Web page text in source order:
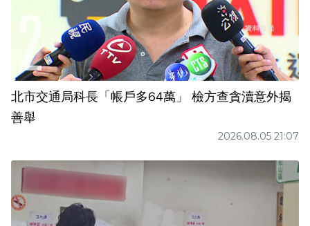
北市交通局科長「帳戶多64萬」 檢方查貪瀆意外揭
善舉
2026.08.05 21:07